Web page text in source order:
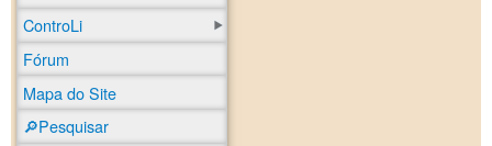
ControLi
Fórum
Mapa do Site
🔎Pesquisar